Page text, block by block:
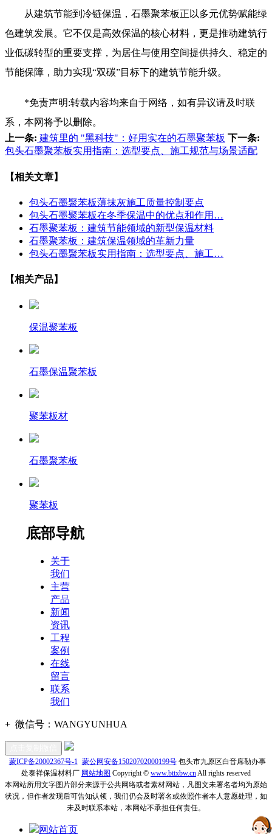
从建筑节能到冷链保温，石墨聚苯板正以多元优势赋能绿
色建筑发展。它不仅是高效保温的核心材料，更是推动建筑行
业低碳转型的重要支撑，为居住与使用空间提供持久、稳定的
节能保障，助力实现“双碳”目标下的建筑节能升级。
*免责声明:转载内容均来自于网络，如有异议请及时联
系，本网将予以删除。
上一条: 建筑里的 "黑科技"：好用实在的石墨聚苯板 下一条:
包头石墨聚苯板实用指南：选型要点、施工规范与场景适配
【相关文章】
包头石墨聚苯板薄抹灰施工质量控制要点
包头石墨聚苯板在冬季保温中的优点和作用…
石墨聚苯板：建筑节能领域的新型保温材料
石墨聚苯板：建筑保温领域的革新力量
包头石墨聚苯板实用指南：选型要点、施工…
【相关产品】
保温聚苯板
石墨保温聚苯板
聚苯板材
石墨聚苯板
聚苯板
底部导航
关于
我们
主营
产品
新闻
资讯
工程
案例
在线
留言
联系
我们
+ 微信号： WANGYUNHUA
蒙ICP备20002367号-1 蒙公网安备15020702000199号包头市九原区白音席勒办事
处泰祥保温材料厂 网站地图 Copyright © www.bttxbw.cnAll rights reserved
本网站所用文字图片部分来源于公共网络或者素材网站，凡图文未署名者均为原始
状况，但作者发现后可告知认领，我们仍会及时署名或依照作者本人意愿处理，如
未及时联系本站，本网站不承担任何责任。
网站首页